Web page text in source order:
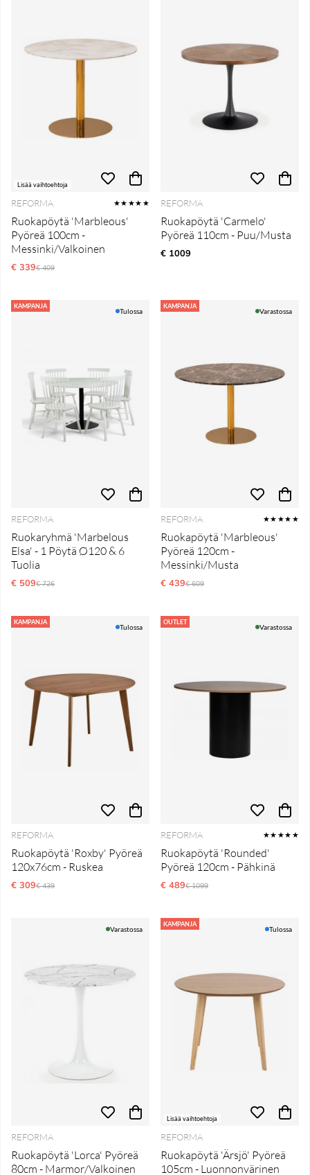
Lisää vaihtoehtoja
REFORMA ★★★★★
Ruokapöytä 'Marbleous'
Pyöreä 100cm -
Messinki/Valkoinen
€ 339Normaali hinta
€ 409
REFORMA
Ruokapöytä 'Carmelo'
Pyöreä 110cm - Puu/Musta
€ 1009
KAMPANJA
Tulossa
REFORMA
Ruokaryhmä 'Marbelous
Elsa' - 1 Pöytä Ø120 & 6
Tuolia
€ 509Normaali hinta
€ 726
KAMPANJA
Varastossa
REFORMA ★★★★★
Ruokapöytä 'Marbleous'
Pyöreä 120cm -
Messinki/Musta
€ 439Normaali hinta
€ 609
KAMPANJA
Tulossa
REFORMA
Ruokapöytä 'Roxby' Pyöreä
120x76cm - Ruskea
€ 309Normaali hinta
€ 439
OUTLET
Varastossa
REFORMA ★★★★★
Ruokapöytä 'Rounded'
Pyöreä 120cm - Pähkinä
€ 489Normaali hinta
€ 1099
Varastossa
REFORMA
Ruokapöytä 'Lorca' Pyöreä
80cm - Marmor/Valkoinen
KAMPANJA
Lisää vaihtoehtoja
Tulossa
REFORMA
Ruokapöytä 'Ärsjö' Pyöreä
105cm - Luonnonvärinen